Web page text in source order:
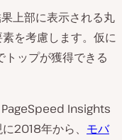
上部に表示される丸
を考慮します。仮に
トップが獲得できる
PageSpeed Insights
2018年から、 モバ